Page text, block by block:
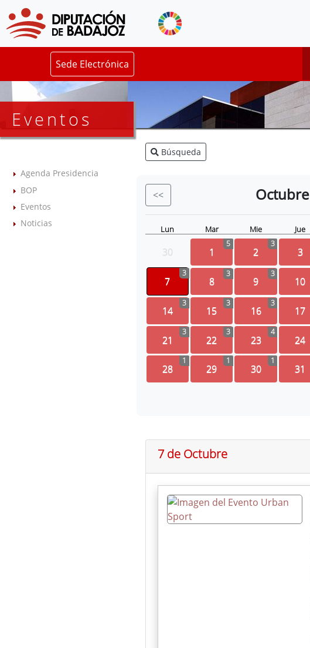
Sede Electrónica
Eventos
Agenda Presidencia
BOP
Eventos
Noticias
Búsqueda
<< Octubre
Lun Mar Mie Jue
30 1
5
2
3
3
7
3
8
3
9
3
10
14
3
15
3
16
3
17
21
3
22
3
23
4
24
28
1
29
1
30
1
31
7 de Octubre